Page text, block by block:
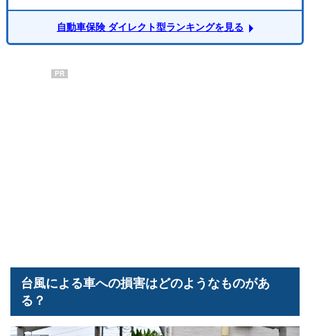
自動車保険 ダイレクト型ランキングを見る
PR
台風による車への損害はどのようなものがあ
る？